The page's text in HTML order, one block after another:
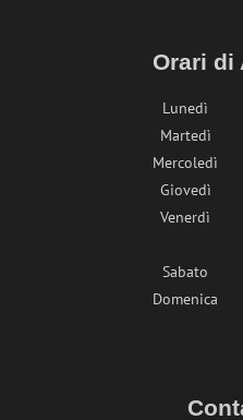
Orari di
Lunedì
Martedì
Mercoledì
Giovedì
Venerdì
Sabato
Domenica